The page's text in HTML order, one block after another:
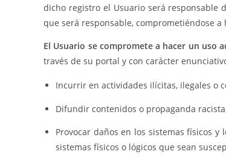
dicho registro el Usuario será responsable
que será responsable, comprometiéndose
El Usuario se compromete a hacer un uso
través de su portal y con carácter
Incurrir en actividades ilícitas, ilegales o
Difundir contenidos o propaganda
Provocar daños en los sistemas físicos
sistemas físicos o lógicos que sean